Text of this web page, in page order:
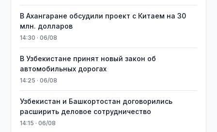
В Ахангаране обсудили проект с Китаем на 30
млн. долларов
14:30 · 06/08
В Узбекистане принят новый закон об
автомобильных дорогах
14:25 · 06/08
Узбекистан и Башкортостан договорились
расширить деловое сотрудничество
14:15 · 06/08